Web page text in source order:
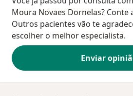
Moura Novaes Dornelas? Conte
Outros pacientes vão te
escolher o melhor especialista.
Enviar